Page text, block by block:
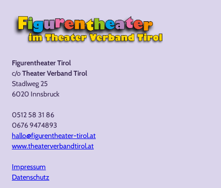
Figurentheater Tirol
c/oTheater Verband Tirol
Stadlweg 25
6020 Innsbruck
0512 58 31 86
0676 9474893
hallo@figurentheater-tirol.at
www.theaterverbandtirol.at
Impressum
Datenschutz